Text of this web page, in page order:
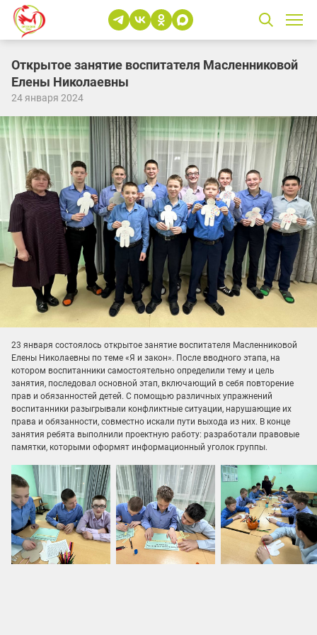
Открытое занятие воспитателя Масленниковой
Елены Николаевны
24 января 2024
23 января состоялось открытое занятие воспитателя Масленниковой
Елены Николаевны по теме «Я и закон». После вводного этапа, на
котором воспитанники самостоятельно определили тему и цель
занятия, последовал основной этап, включающий в себя повторение
прав и обязанностей детей. С помощью различных упражнений
воспитанники разыгрывали конфликтные ситуации, нарушающие их
права и обязанности, совместно искали пути выхода из них. В конце
занятия ребята выполнили проектную работу: разработали правовые
памятки, которыми оформят информационный уголок группы.